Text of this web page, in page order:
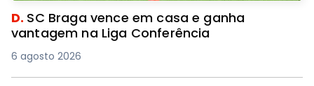
D. SC Braga vence em casa e ganha
vantagem na Liga Conferência
6 agosto 2026